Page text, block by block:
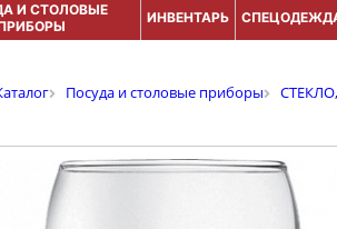
И СТОЛОВЫЕ
ИНВЕНТАРЬ
Посуда и столовые приборы